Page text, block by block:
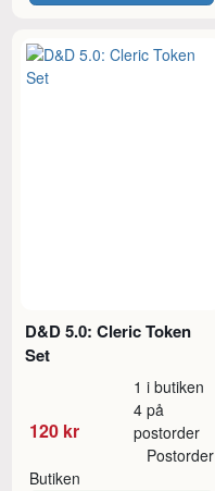
D&D 5.0: Cleric Token
Set
120 kr
1 i butiken
4 på
postorder
Butiken
Postorder